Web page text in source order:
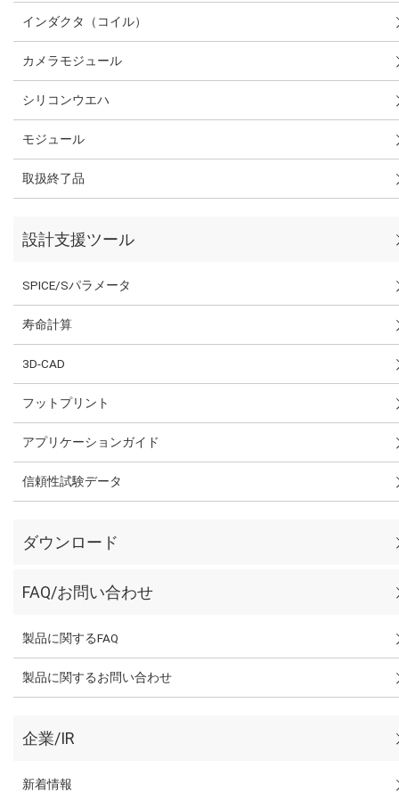
インダクタ（コイル）
カメラモジュール
シリコンウエハ
モジュール
取扱終了品
設計支援ツール
SPICE/Sパラメータ
寿命計算
3D-CAD
フットプリント
アプリケーションガイド
信頼性試験データ
ダウンロード
FAQ/お問い合わせ
製品に関するFAQ
製品に関するお問い合わせ
企業/IR
新着情報